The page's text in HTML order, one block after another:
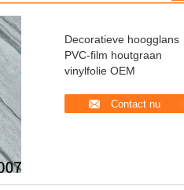
Decoratieve hoogglans
PVC-film houtgraan
vinylfolie OEM
Contact nu